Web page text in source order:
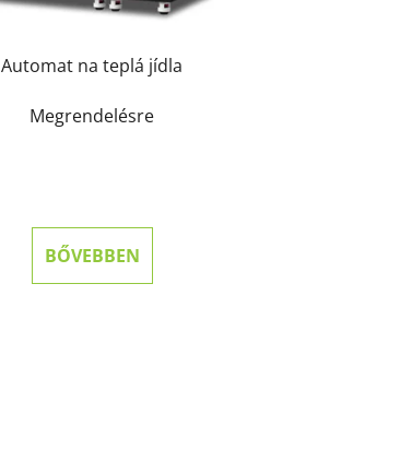
Automat na teplá jídla
Megrendelésre
BŐVEBBEN